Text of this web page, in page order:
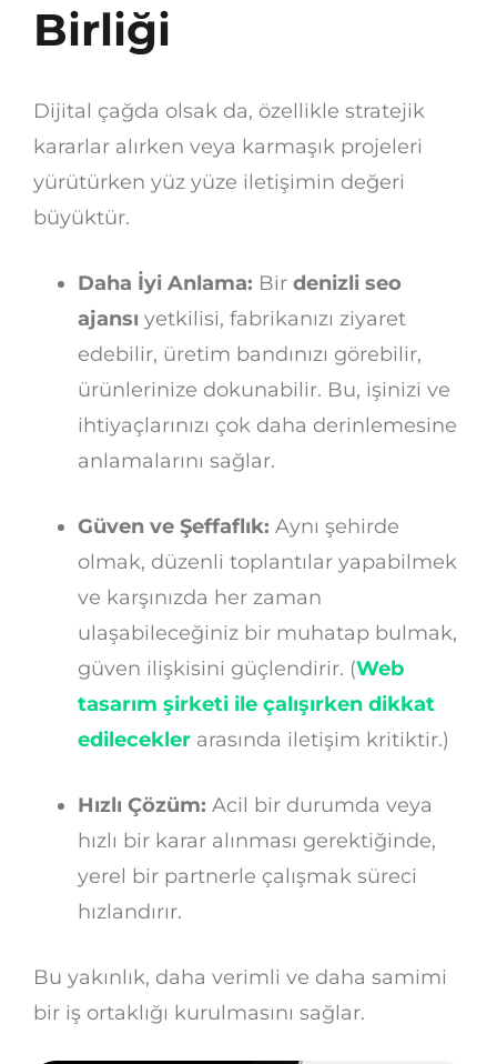
Birliği
Dijital çağda olsak da, özellikle stratejik
kararlar alırken veya karmaşık projeleri
yürütürken yüz yüze iletişimin değeri
büyüktür.
Daha İyi Anlama: Bir denizli seo
ajansı yetkilisi, fabrikanızı ziyaret
edebilir, üretim bandınızı görebilir,
ürünlerinize dokunabilir. Bu, işinizi ve
ihtiyaçlarınızı çok daha derinlemesine
anlamalarını sağlar.
Güven ve Şeffaflık: Aynı şehirde
olmak, düzenli toplantılar yapabilmek
ve karşınızda her zaman
ulaşabileceğiniz bir muhatap bulmak,
güven ilişkisini güçlendirir. (Web
tasarım şirketi ile çalışırken dikkat
edilecekler arasında iletişim kritiktir.)
Hızlı Çözüm: Acil bir durumda veya
hızlı bir karar alınması gerektiğinde,
yerel bir partnerle çalışmak süreci
hızlandırır.
Bu yakınlık, daha verimli ve daha samimi
bir iş ortaklığı kurulmasını sağlar.